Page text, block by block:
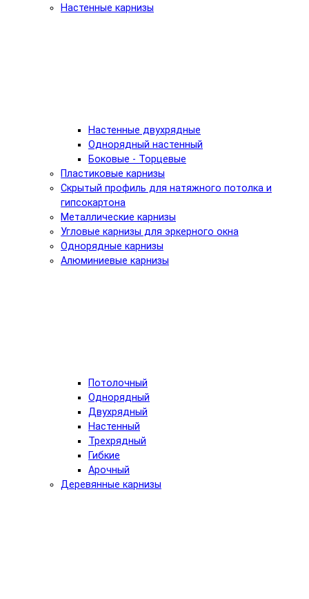
Настенные карнизы
Настенные двухрядные
Однорядный настенный
Боковые - Торцевые
Пластиковые карнизы
Скрытый профиль для натяжного потолка и
гипсокартона
Металлические карнизы
Угловые карнизы для эркерного окна
Однорядные карнизы
Алюминиевые карнизы
Потолочный
Однорядный
Двухрядный
Настенный
Трехрядный
Гибкие
Арочный
Деревянные карнизы